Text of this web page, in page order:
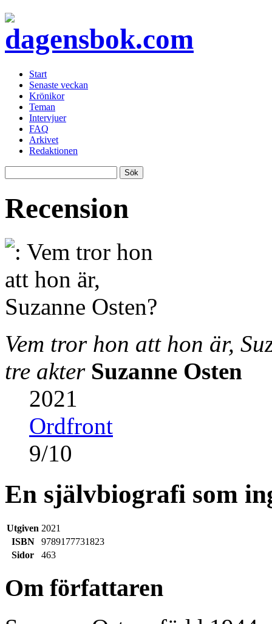
Start
Senaste veckan
Krönikor
Teman
Intervjuer
FAQ
Arkivet
Redaktionen
Recension
Vem tror hon att hon är,
tre akter Suzanne Osten
2021
Ordfront
9/10
En självbiografi som
Utgiven 2021
ISBN
9789177731823
Sidor
463
Om författaren